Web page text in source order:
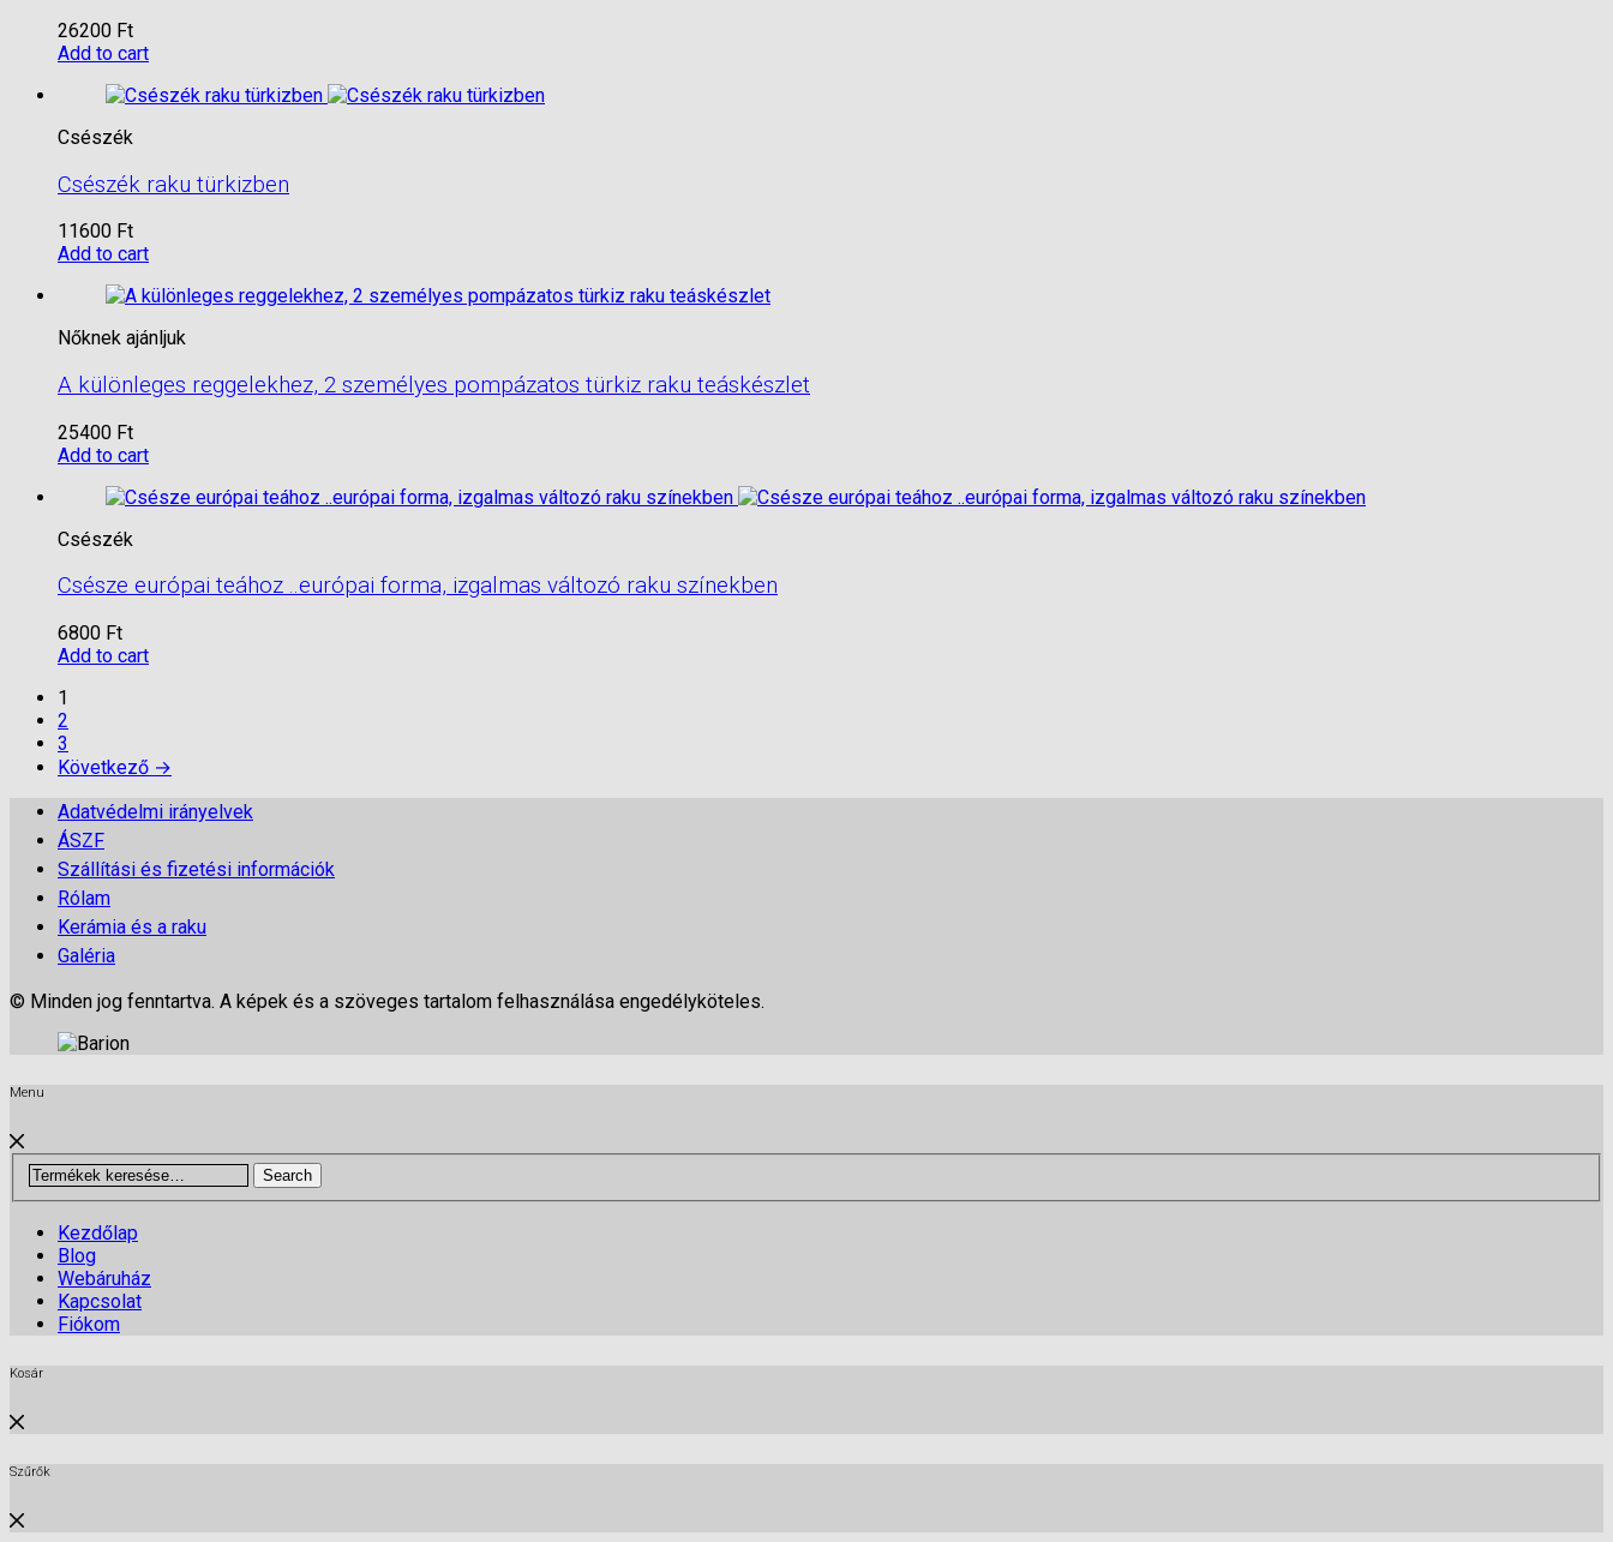
26200 Ft
Add to cart
Csészék
Csészék raku türkizben
11600 Ft
Add to cart
Nőknek ajánljuk
A különleges reggelekhez, 2 személyes pompázatos türkiz raku teáskészlet
25400 Ft
Add to cart
Csészék
Csésze európai teához ..európai forma, izgalmas változó raku színekben
6800 Ft
Add to cart
1
2
3
Következő →
Adatvédelmi irányelvek
ÁSZF
Szállítási és fizetési információk
Rólam
Kerámia és a raku
Galéria
© Minden jog fenntartva. A képek és a szöveges tartalom felhasználása engedélyköteles.
Menu
Search
Kezdőlap
Blog
Webáruház
Kapcsolat
Fiókom
Kosár
Szűrők